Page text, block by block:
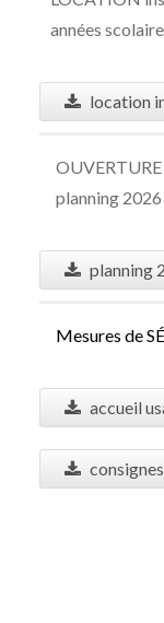
années
location
planning 2026
planning
Mesures de SÉ
accueil